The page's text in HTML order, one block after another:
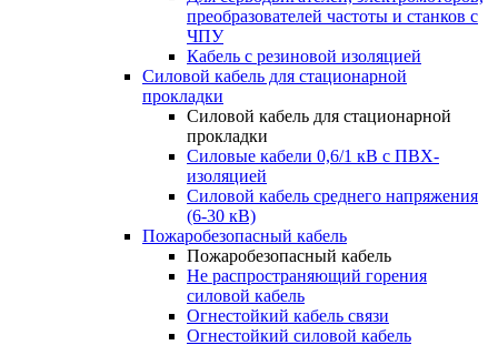
преобразователей частоты и станков с
ЧПУ
Кабель с резиновой изоляцией
Силовой кабель для стационарной
прокладки
Силовой кабель для стационарной
прокладки
Силовые кабели 0,6/1 кВ с ПВХ-
изоляцией
Силовой кабель среднего напряжения
(6-30 кВ)
Пожаробезопасный кабель
Пожаробезопасный кабель
Не распространяющий горения
силовой кабель
Огнестойкий кабель связи
Огнестойкий силовой кабель